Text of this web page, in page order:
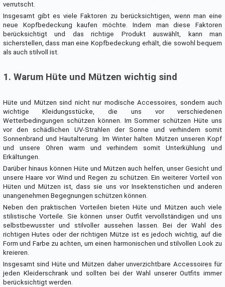
verrutscht.
Insgesamt gibt es viele Faktoren zu berücksichtigen, wenn man eine
neue Kopfbedeckung kaufen möchte. Indem man diese Faktoren
berücksichtigt und das richtige Produkt auswählt, kann man
sicherstellen, dass man eine Kopfbedeckung erhält, die sowohl bequem
als auch stilvoll ist.
1. Warum Hüte und Mützen wichtig sind
Hüte und Mützen sind nicht nur modische Accessoires, sondern auch
wichtige Kleidungsstücke, die uns vor verschiedenen
Wetterbedingungen schützen können. Im Sommer schützen Hüte uns
vor den schädlichen UV-Strahlen der Sonne und verhindern somit
Sonnenbrand und Hautalterung. Im Winter halten Mützen unseren Kopf
und unsere Ohren warm und verhindern somit Unterkühlung und
Erkältungen.
Darüber hinaus können Hüte und Mützen auch helfen, unser Gesicht und
unsere Haare vor Wind und Regen zu schützen. Ein weiterer Vorteil von
Hüten und Mützen ist, dass sie uns vor Insektenstichen und anderen
unangenehmen Begegnungen schützen können.
Neben den praktischen Vorteilen bieten Hüte und Mützen auch viele
stilistische Vorteile. Sie können unser Outfit vervollständigen und uns
selbstbewusster und stilvoller aussehen lassen. Bei der Wahl des
richtigen Hutes oder der richtigen Mütze ist es jedoch wichtig, auf die
Form und Farbe zu achten, um einen harmonischen und stilvollen Look zu
kreieren.
Insgesamt sind Hüte und Mützen daher unverzichtbare Accessoires für
jeden Kleiderschrank und sollten bei der Wahl unserer Outfits immer
berücksichtigt werden.